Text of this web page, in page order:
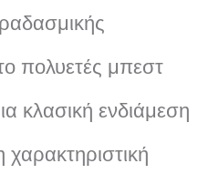
πολυετές μπεστ
κλασική ενδιάμεση